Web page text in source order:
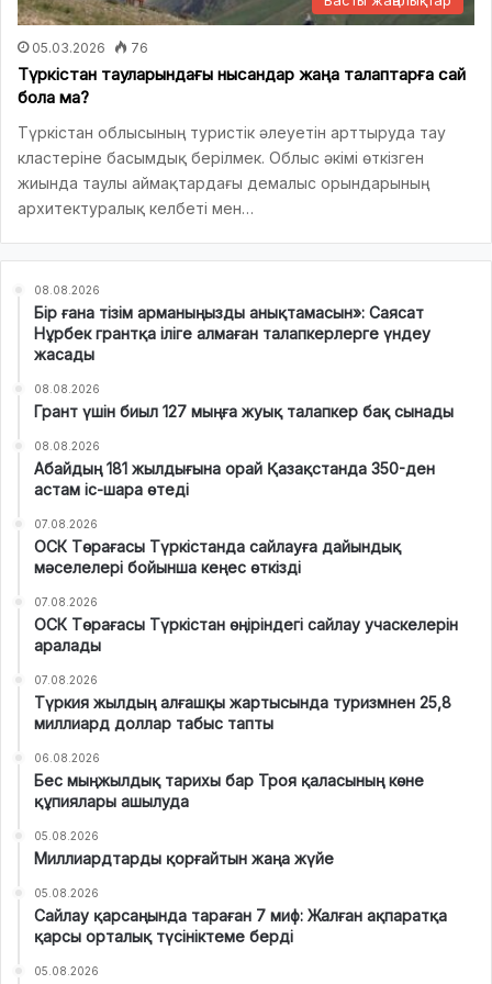
05.03.2026 76
Түркістан тауларындағы нысандар жаңа талаптарға сай
бола ма?
Түркістан облысының туристік әлеуетін арттыруда тау
кластеріне басымдық берілмек. Облыс әкімі өткізген
жиында таулы аймақтардағы демалыс орындарының
архитектуралық келбеті мен…
08.08.2026
Бір ғана тізім арманыңызды анықтамасын»: Саясат
Нұрбек грантқа іліге алмаған талапкерлерге үндеу
жасады
08.08.2026
Грант үшін биыл 127 мыңға жуық талапкер бақ сынады
08.08.2026
Абайдың 181 жылдығына орай Қазақстанда 350-ден
астам іс-шара өтеді
07.08.2026
ОСК Төрағасы Түркістанда сайлауға дайындық
мәселелері бойынша кеңес өткізді
07.08.2026
ОСК Төрағасы Түркістан өңіріндегі сайлау учаскелерін
аралады
07.08.2026
Түркия жылдың алғашқы жартысында туризмнен 25,8
миллиард доллар табыс тапты
06.08.2026
Бес мыңжылдық тарихы бар Троя қаласының көне
құпиялары ашылуда
05.08.2026
Миллиардтарды қорғайтын жаңа жүйе
05.08.2026
Сайлау қарсаңында тараған 7 миф: Жалған ақпаратқа
қарсы орталық түсініктеме берді
05.08.2026